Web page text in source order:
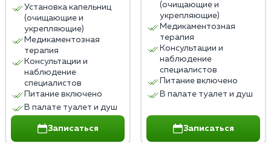
Установка капельниц
(очищающие и
укрепляющие)
Медикаментозная
терапия
Консультации и
наблюдение
специалистов
Питание включено
В палате туалет и душ
Записаться
(очищающие и
укрепляющие)
Медикаментозная
терапия
Консультации и
наблюдение
специалистов
Питание включено
В палате туалет и душ
Записаться